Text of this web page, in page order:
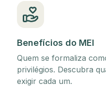
Benefícios do MEI
Quem se formaliza
privilégios. Descubra
exigir cada um.